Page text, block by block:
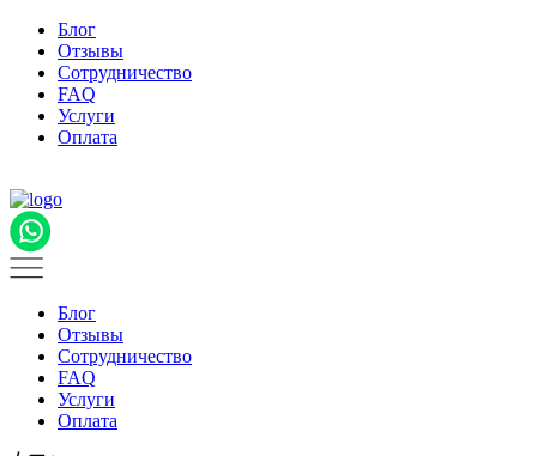
Блог
Отзывы
Сотрудничество
FAQ
Услуги
Оплата
Блог
Отзывы
Сотрудничество
FAQ
Услуги
Оплата